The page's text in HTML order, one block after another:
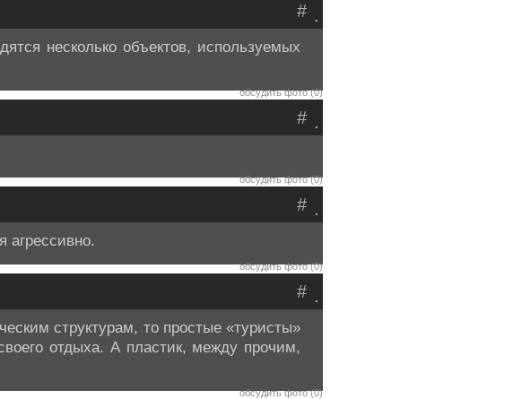
.
#
несколько объектов, используемых
обсудить фото (0)
.
#
обсудить фото (0)
.
#
агрессивно.
обсудить фото (0)
.
#
структурам, то простые «туристы»
отдыха. А пластик, между прочим,
обсудить фото (0)